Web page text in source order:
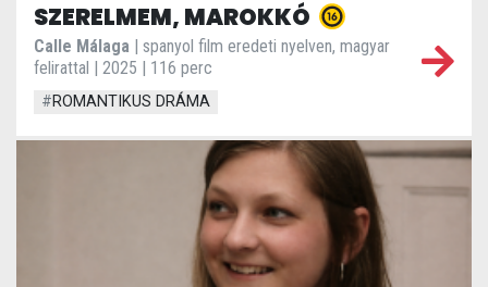
SZERELMEM, MAROKKÓ
Calle Málaga | spanyol film eredeti nyelven, magyar
felirattal | 2025 | 116 perc
#ROMANTIKUS DRÁMA